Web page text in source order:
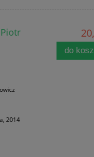
2014
do